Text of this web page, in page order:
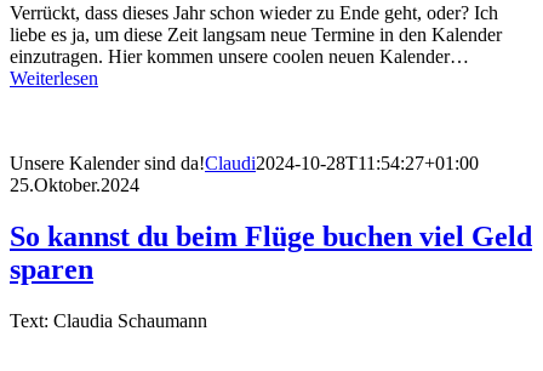
Verrückt, dass dieses Jahr schon wieder zu Ende geht, oder? Ich
liebe es ja, um diese Zeit langsam neue Termine in den Kalender
einzutragen. Hier kommen unsere coolen neuen Kalender…
Weiterlesen
Unsere Kalender sind da!Claudi2024-10-28T11:54:27+01:00
25.Oktober.2024
So kannst du beim Flüge buchen viel Geld
sparen
Text: Claudia Schaumann